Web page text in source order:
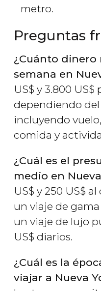
metro.
Preguntas
¿Cuánto dinero
semana en
US$ y 3.800 US$
dependiendo
incluyendo
comida y
¿Cuál es el
medio en
US$ y 250 US$ al
un viaje de
un viaje de lujo
US$ diarios.
¿Cuál es la
viajar a Nueva